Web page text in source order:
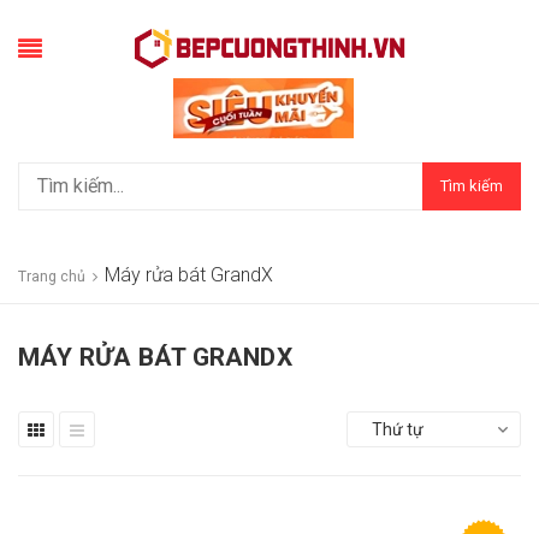
Tìm kiếm
Trang chủ Máy rửa bát GrandX
MÁY RỬA BÁT GRANDX
Thứ tự